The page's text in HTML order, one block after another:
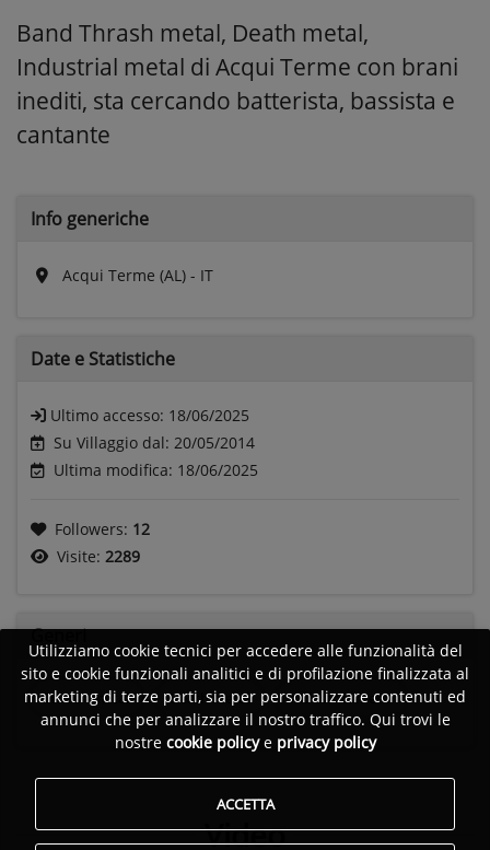
Band Thrash metal, Death metal,
Industrial metal di Acqui Terme con brani
inediti, sta cercando batterista, bassista e
cantante
Info generiche
Acqui Terme (AL) - IT
Date e Statistiche
Ultimo accesso: 18/06/2025
Su Villaggio dal: 20/05/2014
Ultima modifica: 18/06/2025
Followers: 12
Visite: 2289
Generi
Thrash metal Death metal Industrial metal
Video
Utilizziamo cookie tecnici per accedere alle funzionalità del
sito e cookie funzionali analitici e di profilazione finalizzata al
marketing di terze parti, sia per personalizzare contenuti ed
annunci che per analizzare il nostro traffico. Qui trovi le
nostre cookie policye privacy policy
ACCETTA